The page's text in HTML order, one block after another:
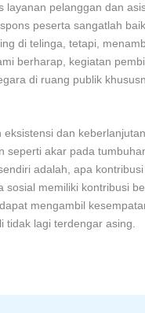
pelanggan dan
peserta sangatlah
di telinga, tetapi,
berharap, kegiatan
di ruang publik
dan
akar pada
adalah, apa
memiliki kontribusi
mengambil
tidak lagi terdengar asing.